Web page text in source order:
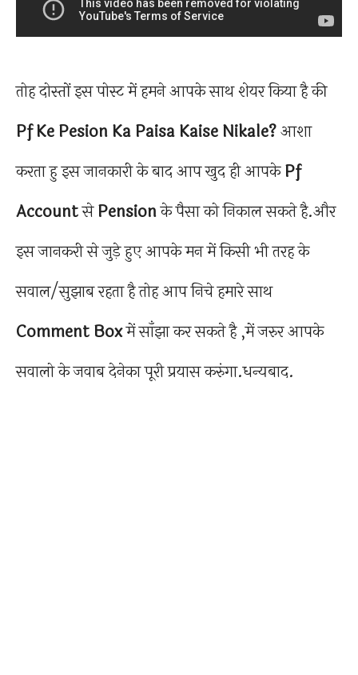
तोह दोस्तों इस पोस्ट में हमने आपके साथ शेयर किया है की
Pf Ke Pesion Ka Paisa Kaise Nikale?आशा
करता हु इस जानकारी के बाद आप खुद ही आपकेPf
AccountसेPensionके पैसा को निकाल सकते है.और
इस जानकरी से जुड़े हुए आपके मन में किसी भी तरह के
सवाल/सुझाब रहता है तोह आप निचे हमारे साथ
CommentBoxमें साँझा कर सकते है ,में जरुर आपके
सवालो के जवाब देनेका पूरी प्रयास करुंगा.धन्यबाद.